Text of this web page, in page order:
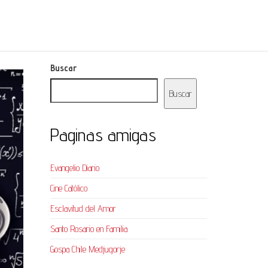
Buscar
Buscar
Paginas amigas
Evangelio Diario
Cine Católico
Esclavitud del Amor
Santo Rosario en Familia
Gospa Chile Medjugorje